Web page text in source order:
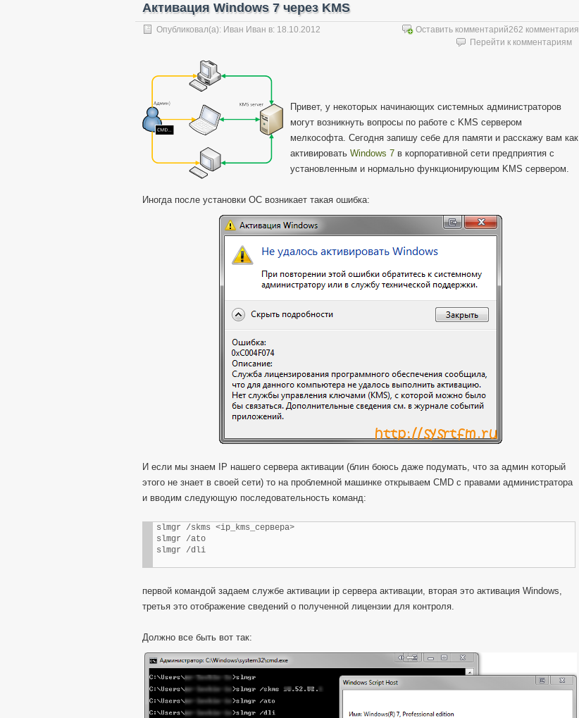
Активация Windows 7 через KMS
Опубликовал(а): Иван Иван в: 18.10.2012 Оставить комментарий262 комментария
Перейти к комментариям
Привет, у некоторых начинающих системных администраторов
могут возникнуть вопросы по работе с KMS сервером
мелкософта. Сегодня запишу себе для памяти и расскажу вам как
активировать Windows 7 в корпоративной сети предприятия с
установленным и нормально функционирующим KMS сервером.
Иногда после установки ОС возникает такая ошибка:
И если мы знаем IP нашего сервера активации (блин боюсь даже подумать, что за админ который
этого не знает в своей сети) то на проблемной машинке открываем CMD с правами администратора
и вводим следующую последовательность команд:
slmgr /skms <ip_kms_сервера>
slmgr /ato
slmgr /dli
первой командой задаем службе активации ip сервера активации, вторая это активация Windows,
третья это отображение сведений о полученной лицензии для контроля.
Должно все быть вот так: